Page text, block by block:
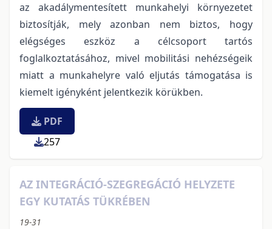
az akadálymentesített munkahelyi környezetet
biztosítják, mely azonban nem biztos, hogy
elégséges eszköz a célcsoport tartós
foglalkoztatásához, mivel mobilitási nehézségeik
miatt a munkahelyre való eljutás támogatása is
kiemelt igényként jelentkezik körükben.
PDF
257
AZ INTEGRÁCIÓ-SZEGREGÁCIÓ HELYZETE
EGY KUTATÁS TÜKRÉBEN
19-31